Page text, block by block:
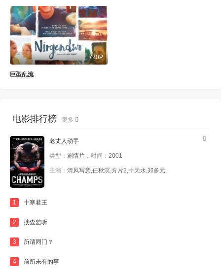
720P
巨型乱流
电影排行榜 更多
老丈人动手
类型： 剧情片， 时间： 2001
主演： 清风写意,任秋溟,方片2,十天水,郑多元,
1 十寒君王
2 搜查监听
3 所谓同门？
4 前所未有的事